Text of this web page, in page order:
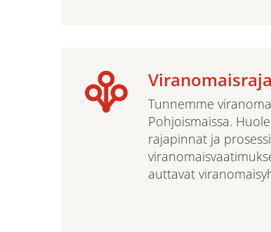
Tunnemme
Pohjoismaissa.
rajapinnat ja
auttavat